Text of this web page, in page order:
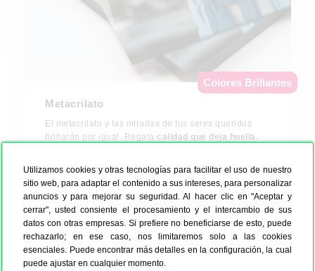
Utilizamos cookies y otras tecnologías para facilitar el uso de nuestro
sitio web, para adaptar el contenido a sus intereses, para personalizar
anuncios y para mejorar su seguridad. Al hacer clic en "Aceptar y
cerrar", usted consiente el procesamiento y el intercambio de sus
datos con otras empresas. Si prefiere no beneficiarse de esto, puede
rechazarlo; en ese caso, nos limitaremos solo a las cookies
esenciales. Puede encontrar más detalles en la configuración, la cual
puede ajustar en cualquier momento.
Colores Brillantes
Metacrilato
El metacrilato y las miradas de tus seres queridos
brillarán por igual. Regala calidad que deja huella.
80 x 60 cm
69,99 € 127,99 €
Diseña ahora